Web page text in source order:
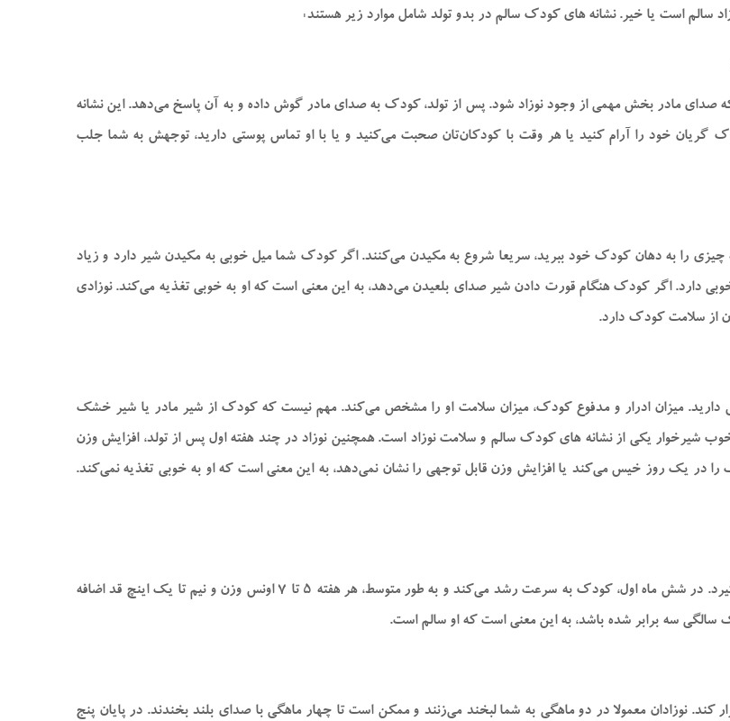
سالم است یا خیر. نشانه‌ های کودک سالم در بدو تولد شامل موارد زیر هستند:
صدای مادر بخش مهمی از وجود نوزاد شود. پس از تولد، کودک به صدای مادر گوش داده و به آن پاسخ می‌دهد. این نشانه
خود را آرام کنید یا هر وقت با کودکان‌تان صحبت می‌کنید و یا با او تماس پوستی دارید، توجهش به شما جلب
چیزی را به دهان کودک خود ببرید، سریعا شروع به مکیدن می‌کنند. اگر کودک شما میل خوبی به مکیدن شیر دارد و زیاد
اگر کودک هنگام قورت دادن شیر صدای بلعیدن می‌دهد، به این معنی است که او به خوبی تغذیه می‌کند. نوزادی
از سلامت کودک دارد.
فرزند سالمی دارید. میزان ادرار و مدفوع کودک، میزان سلامت او را مشخص می‌کند. مهم نیست که کودک از شیر مادر یا شیر خشک
۴ تا ۶ پوشک را خیس کند. تغذیه خوب شیرخوار یکی از نشانه های کودک سالم و سلامت نوزاد است. همچنین نوزاد در چند هفته اول پس از تولد، افزایش وزن
در یک روز خیس می‌کند یا افزایش وزن قابل توجهی را نشان نمی‌دهد، به این معنی است که او به خوبی تغذیه نمی‌کند.
هر بار که نوزاد خود را نزد پزشک می‌برید، پزشک وزن و قد او را اندازه می‌گیرد. در شش ماه اول، کودک به سرعت رشد می‌کند و به طور متوسط، هر هفته ۵ تا ۷ اونس وزن و نیم تا یک اینچ قد اضافه
نوزادان معمولا در دو ماهگی به شما لبخند می‌زنند و ممکن است تا چهار ماهگی با صدای بلند بخندند. در پایان پنج